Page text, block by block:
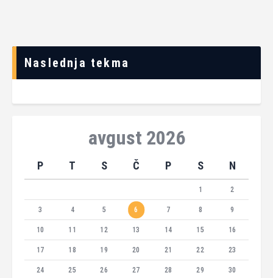
Naslednja tekma
avgust 2026
P T S Č P S N
1 2
3 4 5 6 7 8 9
10 11 12 13 14 15 16
17 18 19 20 21 22 23
24 25 26 27 28 29 30